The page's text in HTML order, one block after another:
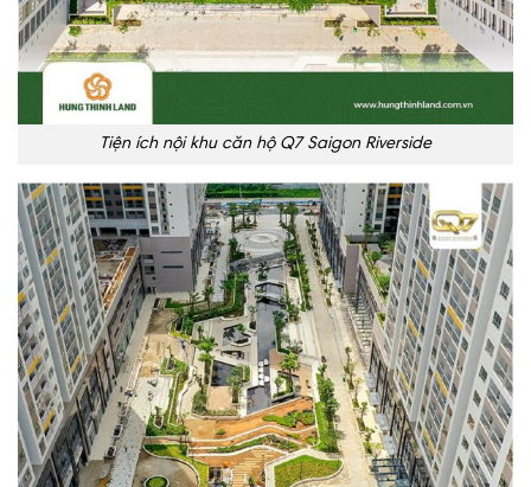
Tiện ích nội khu căn hộ Q7 Saigon Riverside